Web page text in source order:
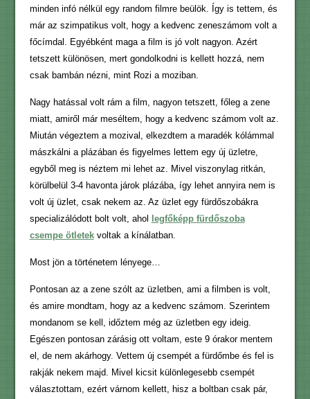
minden infó nélkül egy random filmre beülök. Így is tettem, és
már az szimpatikus volt, hogy a kedvenc zeneszámom volt a
főcímdal. Egyébként maga a film is jó volt nagyon. Azért
tetszett különösen, mert gondolkodni is kellett hozzá, nem
csak bambán nézni, mint Rozi a moziban.
Nagy hatással volt rám a film, nagyon tetszett, főleg a zene
miatt, amiről már meséltem, hogy a kedvenc számom volt az.
Miután végeztem a mozival, elkezdtem a maradék kólámmal
mászkálni a plázában és figyelmes lettem egy új üzletre,
egyből meg is néztem mi lehet az. Mivel viszonylag ritkán,
körülbelül 3-4 havonta járok plázába, így lehet annyira nem is
volt új üzlet, csak nekem az. Az üzlet egy fürdőszobákra
specializálódott bolt volt, ahol
legfőképp fürdőszoba
csempe ötletekvoltak a kínálatban.
Most jön a történetem lényege…
Pontosan az a zene szólt az üzletben, ami a filmben is volt,
és amire mondtam, hogy az a kedvenc számom. Szerintem
mondanom se kell, időztem még az üzletben egy ideig.
Egészen pontosan zárásig ott voltam, este 9 órakor mentem
el, de nem akárhogy. Vettem új csempét a fürdőmbe és fel is
rakják nekem majd. Mivel kicsit különlegesebb csempét
választottam, ezért várnom kellett, hisz a boltban csak pár,